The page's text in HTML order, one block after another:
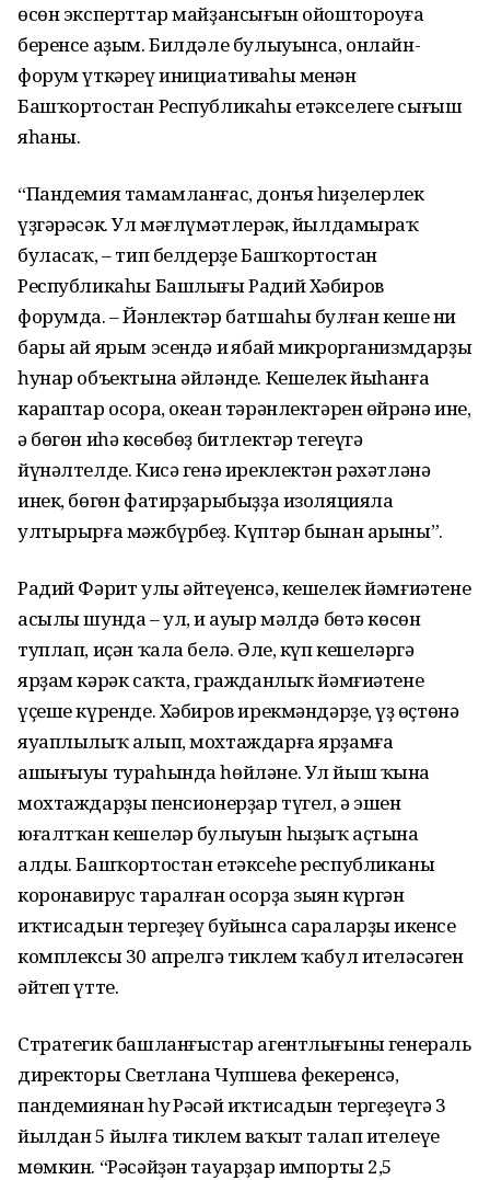
өсөн эксперттар майҙансығын ойоштороуға
беренсе аҙым. Билдәле булыуынса, онлайн-
форум үткәреү инициативаһы менән
Башҡортостан Республикаһы етәкселеге сығыш
яһаны.
“Пандемия тамамланғас, донъя һиҙелерлек
үҙгәрәсәк. Ул мәғлүмәтлерәк, йылдамыраҡ
буласаҡ, – тип белдерҙе Башҡортостан
Республикаһы Башлығы Радий Хәбиров
форумда. – Йәнлектәр батшаһы булған кеше ни
бары ай ярым эсендә иң ябай микрорганизмдарҙың
һунар объектына әйләнде. Кешелек йыһанға
караптар осора, океан тәрәнлектәрен өйрәнә ине,
ә бөгөн иһә көсөбөҙ битлектәр тегеүгә
йүнәлтелде. Кисә генә иреклектән рәхәтләнә
инек, бөгөн фатирҙарыбыҙҙа изоляцияла
ултырырға мәжбүрбеҙ. Күптәр бынан арыны”.
Радий Фәрит улы әйтеүенсә, кешелек йәмғиәтенең
асылы шунда – ул, иң ауыр мәлдә бөтә көсөн
туплап, иҫән ҡала белә. Әле, күп кешеләргә
ярҙам кәрәк саҡта, гражданлыҡ йәмғиәтенең
үҫеше күренде. Хәбиров ирекмәндәрҙең, үҙ өҫтөнә
яуаплылыҡ алып, мохтаждарға ярҙамға
ашығыуы тураһында һөйләне. Ул йыш ҡына
мохтаждарҙың пенсионерҙар түгел, ә эшен
юғалтҡан кешеләр булыуын һыҙыҡ аҫтына
алды. Башҡортостан етәксеһе республиканың
коронавирус таралған осорҙа зыян күргән
иҡтисадын тергеҙеү буйынса сараларҙың икенсе
комплексы 30 апрелгә тиклем ҡабул ителәсәген
әйтеп үтте.
Стратегик башланғыстар агентлығының генераль
директоры Светлана Чупшева фекеренсә,
пандемиянан һуң Рәсәй иҡтисадын тергеҙеүгә 3
йылдан 5 йылға тиклем ваҡыт талап ителеүе
мөмкин. “Рәсәйҙән тауарҙар импорты 2,5